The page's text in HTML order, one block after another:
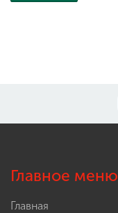
Главное меню
Главная